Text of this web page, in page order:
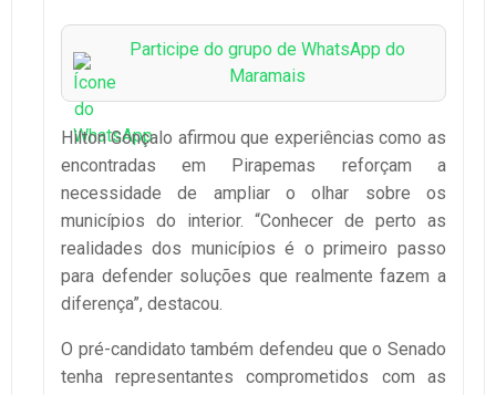
Participe do grupo de WhatsApp do
Maramais
Hilton Gonçalo afirmou que experiências como as
encontradas em Pirapemas reforçam a
necessidade de ampliar o olhar sobre os
municípios do interior. “Conhecer de perto as
realidades dos municípios é o primeiro passo
para defender soluções que realmente fazem a
diferença”, destacou.
O pré-candidato também defendeu que o Senado
tenha representantes comprometidos com as